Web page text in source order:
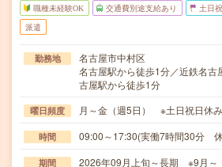
職種未経験OK 交通費別途支給あり 土日
派遣
勤務地
名古屋市中村区
名古屋駅から徒歩1分／近鉄名古
古屋駅から徒歩1分
曜日頻度 月～金（週5日） ※土日祝日休み
時間 09:00～17:30(実働7時間30分
期間 2026年09月上旬～長期 ※9月～